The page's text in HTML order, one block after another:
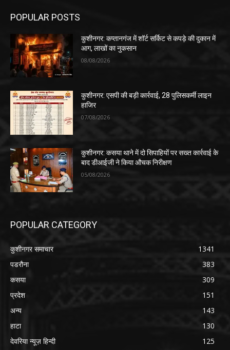
POPULAR POSTS
कुशीनगर: कप्तानगंज में शॉर्ट सर्किट से कपड़े की दुकान में
आग, लाखों का नुकसान
08/08/2026
कुशीनगर: एसपी की बड़ी कार्रवाई, 28 पुलिसकर्मी लाइन
हाजिर
07/08/2026
कुशीनगर: कसया थाने में दो सिपाहियों पर सख्त कार्रवाई के
बाद डीआईजी ने किया औचक निरीक्षण
05/08/2026
POPULAR CATEGORY
कुशीनगर समाचार
1341
पडरौना
383
कसया
309
प्रदेश
151
अन्य
143
हाटा
130
देवरिया न्यूज़ हिन्दी
125